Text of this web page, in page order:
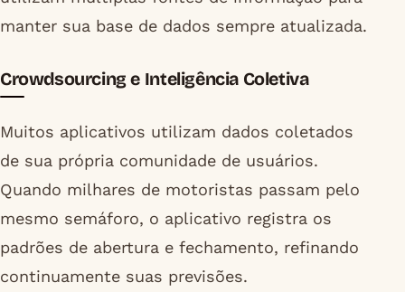
manter sua base de dados sempre atualizada.
Crowdsourcing e Inteligência Coletiva
Muitos aplicativos utilizam dados coletados
de sua própria comunidade de usuários.
Quando milhares de motoristas passam pelo
mesmo semáforo, o aplicativo registra os
padrões de abertura e fechamento, refinando
continuamente suas previsões.